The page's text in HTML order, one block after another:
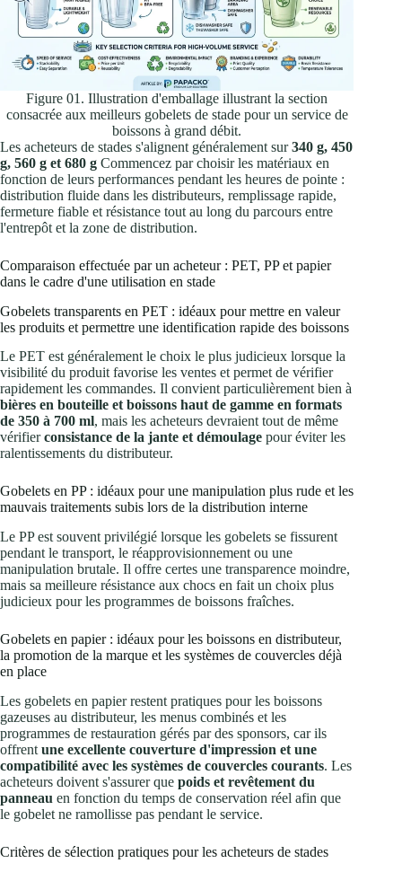
Figure 01. Illustration d'emballage illustrant la section
consacrée aux meilleurs gobelets de stade pour un service de
boissons à grand débit.
Les acheteurs de stades s'alignent généralement sur340 g, 450
g, 560 g et 680 g Commencez par choisir les matériaux en
fonction de leurs performances pendant les heures de pointe :
distribution fluide dans les distributeurs, remplissage rapide,
fermeture fiable et résistance tout au long du parcours entre
l'entrepôt et la zone de distribution.
Comparaison effectuée par un acheteur : PET, PP et papier
dans le cadre d'une utilisation en stade
Gobelets transparents en PET : idéaux pour mettre en valeur
les produits et permettre une identification rapide des boissons
Le PET est généralement le choix le plus judicieux lorsque la
visibilité du produit favorise les ventes et permet de vérifier
rapidement les commandes. Il convient particulièrement bien à
bières en bouteille et boissons haut de gamme en formats
de 350 à 700 ml, mais les acheteurs devraient tout de même
vérifierconsistance de la jante et démoulage pour éviter les
ralentissements du distributeur.
Gobelets en PP : idéaux pour une manipulation plus rude et les
mauvais traitements subis lors de la distribution interne
Le PP est souvent privilégié lorsque les gobelets se fissurent
pendant le transport, le réapprovisionnement ou une
manipulation brutale. Il offre certes une transparence moindre,
mais sa meilleure résistance aux chocs en fait un choix plus
judicieux pour les programmes de boissons fraîches.
Gobelets en papier : idéaux pour les boissons en distributeur,
la promotion de la marque et les systèmes de couvercles déjà
en place
Les gobelets en papier restent pratiques pour les boissons
gazeuses au distributeur, les menus combinés et les
programmes de restauration gérés par des sponsors, car ils
offrent une excellente couverture d'impression et une
compatibilité avec les systèmes de couvercles courants. Les
acheteurs doivent s'assurer que poids et revêtement du
panneau en fonction du temps de conservation réel afin que
le gobelet ne ramollisse pas pendant le service.
Critères de sélection pratiques pour les acheteurs de stades